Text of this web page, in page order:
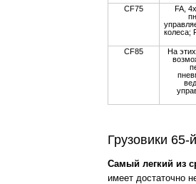
CF75
FA,
колеса;
CF85
На
Грузовики
Самый легкий из
имеет достаточно